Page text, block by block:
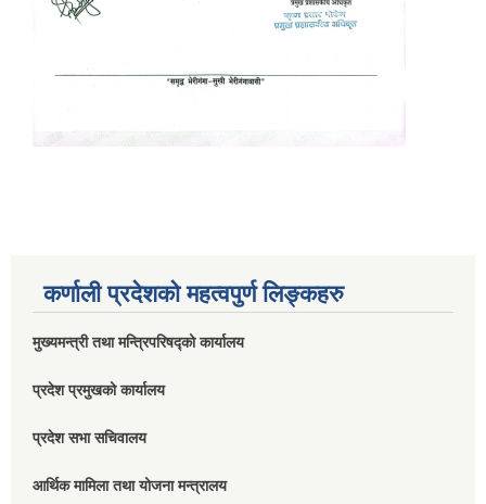
कर्णाली प्रदेशको महत्वपुर्ण लिङ्कहरु
मुख्यमन्त्री तथा मन्त्रिपरिषद्को कार्यालय
प्रदेश प्रमुखको कार्यालय
प्रदेश सभा सचिवालय
आर्थिक मामिला तथा योजना मन्त्रालय